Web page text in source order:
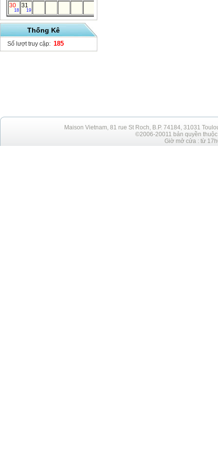
30
18
31
19
Thống Kê
Số lượt truy cập: 185
Maison Vietnam, 81 rue St Roch, B.P. 74184, 31031
©2006-20011 bản quyền
Giờ mở cửa : từ